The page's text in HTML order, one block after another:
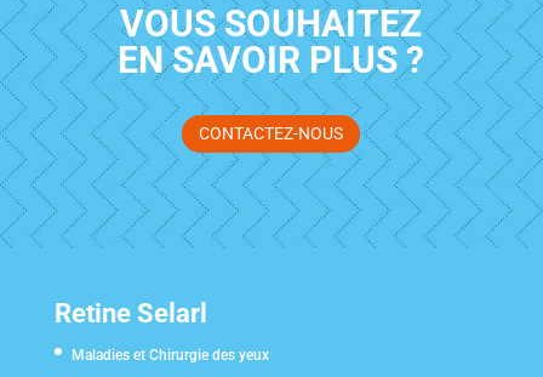
VOUS SOUHAITEZ
EN SAVOIR PLUS ?
CONTACTEZ-NOUS
Retine Selarl
Maladies et Chirurgie des yeux